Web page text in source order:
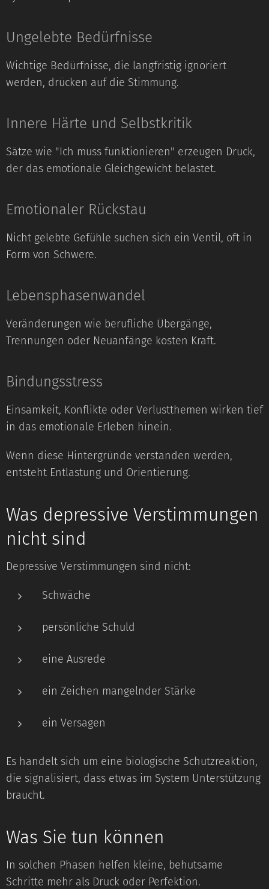
Ungelebte Bedürfnisse
Wichtige Bedürfnisse, die langfristig ignoriert
werden, drücken auf die Stimmung.
Innere Härte und Selbstkritik
Sätze wie "Ich muss funktionieren" erzeugen Druck,
der das emotionale Gleichgewicht belastet.
Emotionaler Rückstau
Nicht gelebte Gefühle suchen sich ein Ventil, oft in
Form von Schwere.
Lebensphasenwandel
Veränderungen wie berufliche Übergänge,
Trennungen oder Neuanfänge kosten Kraft.
Bindungsstress
Einsamkeit, Konflikte oder Verlustthemen wirken tief
in das emotionale Erleben hinein.
Wenn diese Hintergründe verstanden werden,
entsteht Entlastung und Orientierung.
Was depressive Verstimmungen
nicht sind
Depressive Verstimmungen sind nicht:
Schwäche
persönliche Schuld
eine Ausrede
ein Zeichen mangelnder Stärke
ein Versagen
Es handelt sich um eine biologische Schutzreaktion,
die signalisiert, dass etwas im System Unterstützung
braucht.
Was Sie tun können
In solchen Phasen helfen kleine, behutsame
Schritte mehr als Druck oder Perfektion.